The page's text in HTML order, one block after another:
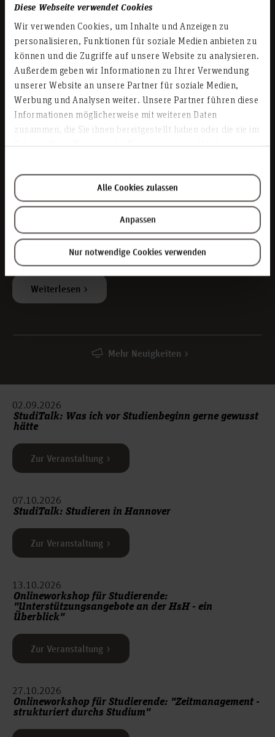
Diese Webseite verwendet Cookies
Wir verwenden Cookies, um Inhalte und Anzeigen zu
personalisieren, Funktionen für soziale Medien anbieten zu
können und die Zugriffe auf unsere Website zu analysieren.
Außerdem geben wir Informationen zu Ihrer Verwendung
unserer Website an unsere Partner für soziale Medien,
Werbung und Analysen weiter. Unsere Partner führen diese
Informationen möglicherweise mit weiteren Daten
zusammen, die Sie ihnen bereitgestellt haben oder die sie im
Alle Cookies zulassen
Anpassen
Nur notwendige Cookies verwenden
Studienbotschafter*innen der Hochschule Hannover ins
Gespräch und erhalte Einblicke in Studium und
Hochschulalltag für deine Studienorientierung - online und
direkt von Studierenden auf Augenhöhe!
Weiterlesen
04.06.2026
CampusTalk - Frag dich schlau!
Abschluss in der Tasche, aber noch keine Idee, wie es
weitergehen soll? Dann komm zu unserem CampusTalk und
frag dich schlau!
Weiterlesen
Mehr Neuigkeiten
02.09.2026
StudiTalk: Was ich vor Studienbeginn gerne gewusst
hätte
Zur Veranstaltung
07.10.2026
StudiTalk: Studieren in Hannover
Zur Veranstaltung
13.10.2026
Onlineworkshop für Studierende:
"Unterstützungsangebote an der HsH - ein
Überblick"
Zur Veranstaltung
27.10.2026
Onlineworkshop für Studierende: "Zeitmanagement -
strukturiert durchs Studium"